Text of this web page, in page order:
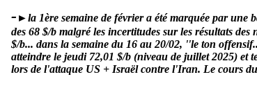
- ►la 1ère semaine de février a été marquée par une
des 68 $/b malgré les incertitudes sur les résultats
$/b... dans la semaine du 16 au 20/02, ''le ton
atteindre le jeudi 72,01 $/b (niveau de juillet 2025) et
lors de l'attaque US + Israël contre l'Iran. Le cours